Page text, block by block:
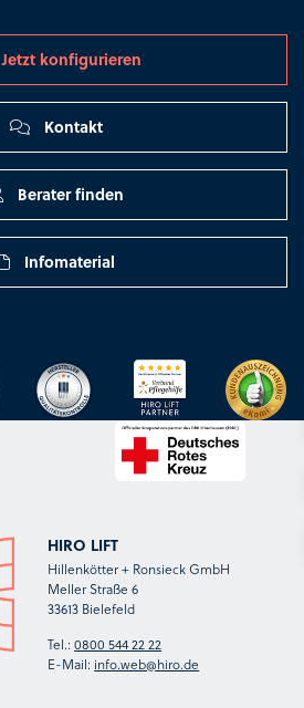
Jetzt konfigurieren
Kontakt
Berater finden
Infomaterial
HIRO LIFT
Hillenkötter + Ronsieck GmbH
Meller Straße 6
33613 Bielefeld
Tel.:0800 544 22 22
E-Mail: info.web@hiro.de